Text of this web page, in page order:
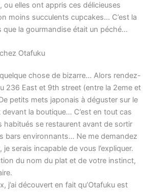
ou elles ont appris ces délicieuses
moins succulents cupcakes… C’est la
que la gourmandise était un péché…
Otafuku
chose de bizarre… Alors rendez-
236 East et 9th street (entre la 2eme et
petits mets japonais à déguster sur le
la boutique… C’est en tout cas
habitués se restaurent avant de sortir
bars environnants… Ne me demandez
je serais incapable de vous l’expliquer.
du nom du plat et de votre instinct,
j’ai découvert en fait qu’Otafuku est